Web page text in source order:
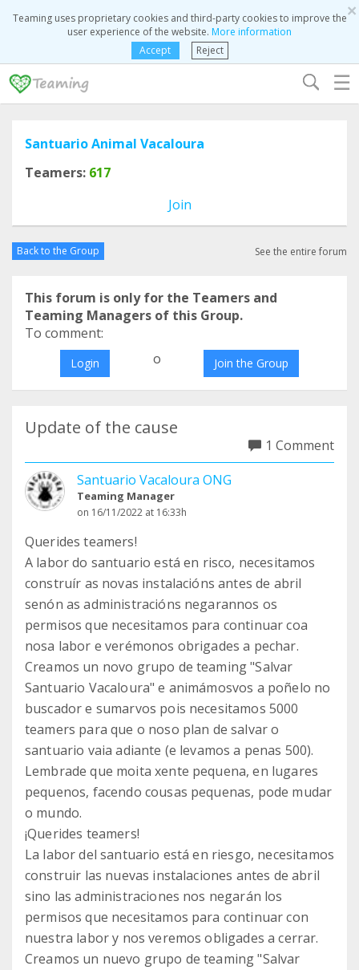
×
Teaming uses proprietary cookies and third-party cookies to improve the
user experience of the website. More information
Accept
Reject
☰
Santuario Animal Vacaloura
Teamers: 617
Join
Back to the Group See the entire forum
This forum is only for the Teamers and
Teaming Managers of this Group.
To comment:
Login o Join the Group
Update of the cause
1 Comment
Santuario Vacaloura ONG
Teaming Manager
on 16/11/2022 at 16:33h
Querides teamers!
A labor do santuario está en risco, necesitamos
construír as novas instalacións antes de abril
senón as administracións negarannos os
permisos que necesitamos para continuar coa
nosa labor e verémonos obrigades a pechar.
Creamos un novo grupo de teaming "Salvar
Santuario Vacaloura" e animámosvos a poñelo no
buscador e sumarvos pois necesitamos 5000
teamers para que o noso plan de salvar o
santuario vaia adiante (e levamos a penas 500).
Lembrade que moita xente pequena, en lugares
pequenos, facendo cousas pequenas, pode mudar
o mundo.
¡Querides teamers!
La labor del santuario está en riesgo, necesitamos
construir las nuevas instalaciones antes de abril
sino las administraciones nos negarán los
permisos que necesitamos para continuar con
nuestra labor y nos veremos obligades a cerrar.
Creamos un nuevo grupo de teaming "Salvar